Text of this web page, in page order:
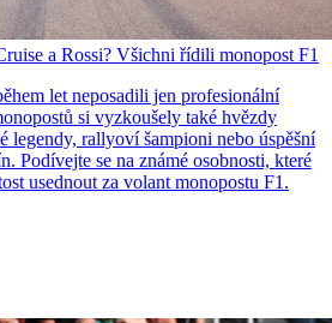
a Rossi? Všichni řídili monopost F1
let neposadili jen profesionální
si vyzkoušely také hvězdy
rallyoví šampioni nebo úspěšní
Podívejte se na známé osobnosti, které
usednout za volant monopostu F1.